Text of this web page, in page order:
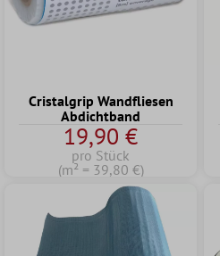
Cristalgrip Wandfliesen
Abdichtband
19,90 €
pro Stück
(m² = 39,80 €)